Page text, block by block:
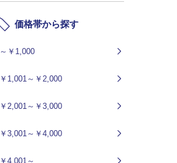
価格帯から探す
～￥1,000
￥1,001～￥2,000
￥2,001～￥3,000
￥3,001～￥4,000
￥4,001～